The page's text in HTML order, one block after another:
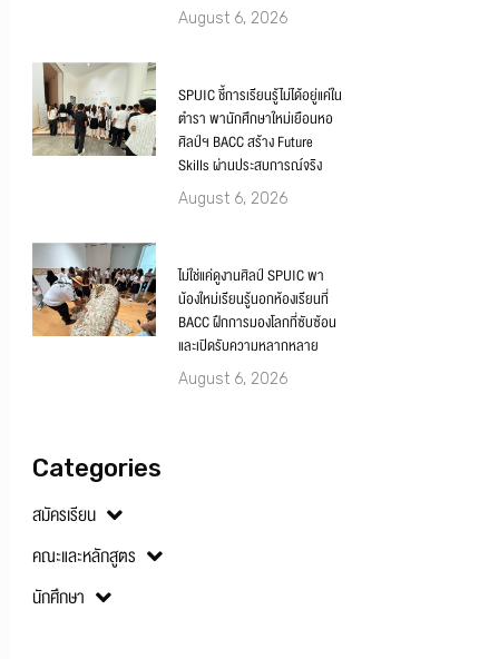
August 6, 2026
SPUIC ชี้การเรียนรู้ไม่ได้อยู่แค่ใน
ตำรา พานักศึกษาใหม่เยือนหอ
ศิลป์ฯ BACC สร้าง Future
Skills ผ่านประสบการณ์จริง
August 6, 2026
ไม่ใช่แค่ดูงานศิลป์ SPUIC พา
น้องใหม่เรียนรู้นอกห้องเรียนที่
BACC ฝึกการมองโลกที่ซับซ้อน
และเปิดรับความหลากหลาย
August 6, 2026
Categories
สมัครเรียน
คณะและหลักสูตร
นักศึกษา